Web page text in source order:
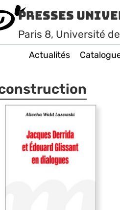
Presses
Paris 8, Université
Actualités